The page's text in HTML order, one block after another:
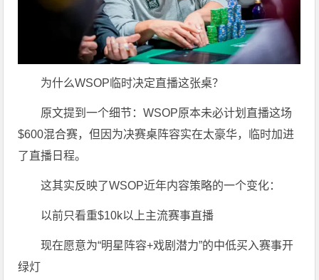
为什么WSOP临时决定直播这张桌？
原文提到一个细节：WSOP原本未必计划直播这场
$600混合赛，但因为决赛桌阵容实在太豪华，临时加进
了直播日程。
这其实反映了WSOP近年内容策略的一个变化：
以前只看重$10k以上主流赛事直播
现在愿意为“明星阵容+戏剧潜力”的中低买入赛事开
绿灯